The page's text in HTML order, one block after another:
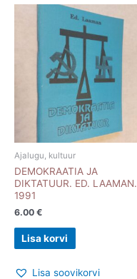
Ajalugu, kultuur
DEMOKRAATIA JA
DIKTATUUR. ED. LAAMAN.
1991
6.00 €
Lisa korvi
Lisa soovikorvi